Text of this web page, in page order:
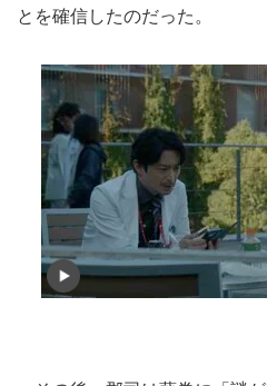
とを確信したのだった。